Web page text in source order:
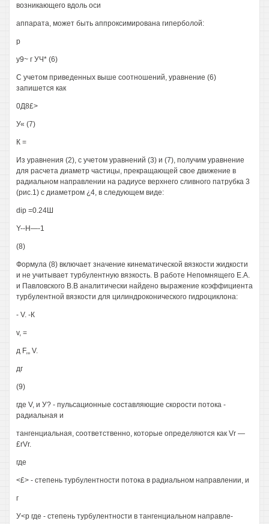
возникающего вдоль оси
аппарата, может быть аппроксимирована гиперболой:
р
у9~ г УЧ* (6)
С учетом приведенных выше соотношений, уравнение (6)
запишется как
0Д8£>
У« (7)
К =
Из уравнения (2), с учетом уравнений (3) и (7), получим уравнение
для расчета диаметр частицы, прекращающей свое движение в
радиальном направлении на радиусе верхнего сливного патрубка 3
(рис.1) с диаметром ¿4, в следующем виде:
dip =0.24Ш
Y--H—-1
(8)
Формула (8) включает значение кинематической вязкости жидкости
и не учитывает турбулентную вязкость. В работе Непомнящего Е.А.
и Павловского В.В аналитически найдено выражение коэффициента
турбулентной вязкости для цилиндроконического гидроциклона:
- V. -К
v, =
д F,„ V.
дг
(9)
где V, и У? - пульсационные составляющие скорости потока -
радиальная и
тангенциальная, соответственно, которые определяются как Vr —
£rVr.
где
<£> - степень турбулентности потока в радиальном направлении, и
г
У<р где - степень турбулентности в тангенциальном направле-